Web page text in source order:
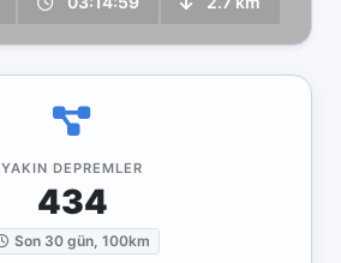
YAKIN DEPREMLER
434
Son 30 gün, 100km